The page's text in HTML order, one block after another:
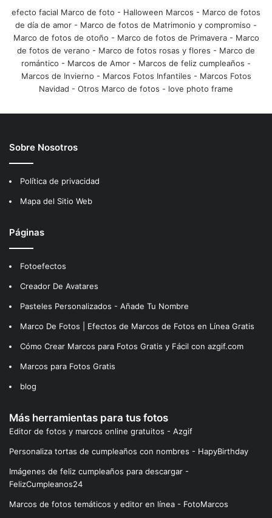
efecto facial Marco de foto - Halloween Marcos - Marco de fotos
de día de amor - Marco de fotos de Matrimonio y compromiso -
Marco de fotos de otoño - Marco de fotos de Primavera- Marco
de fotos de verano - Marco de fotos rosas y flores - Marco de
romántico - Marcos de Amor - Marcos de feliz cumpleaños -
Marcos de Invierno - Marcos Fotos Infantiles - Marcos Fotos
Navidad - Otros Marco de fotos - love photo frame
Sobre Nosotros
Política de privacidad
Mapa del Sitio Web
Páginas
Fotoefectos
Creador De Avatares
Pasteles Personalizados - Añade Tu Nombre
Marco De Fotos | Efectos de Marcos de Fotos en Línea Gratis
Cómo Crear Marcos para Fotos Gratis y Fácil con azgif.com
Marcos para Fotos Gratis
blog
Más herramientas para tus fotos
Editor de fotos y marcos online gratuitos - Azgif
Personaliza tortas de cumpleaños con nombres - HapyBirthday
Imágenes de feliz cumpleaños para descargar -
FelizCumpleanos24
Marcos de fotos temáticos y editor en línea - FotoMarcos